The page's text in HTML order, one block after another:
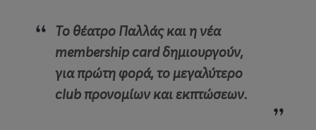
Το θέατρο Παλλάς και η νέα
membership cardδημιουργούν,
για πρώτη φορά, το μεγαλύτερο
club προνομίων και εκπτώσεων.